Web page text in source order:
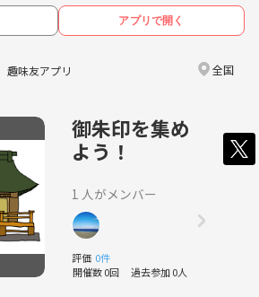
アプリで開く
趣味友アプリ 全国
御朱印を集め
よう！
1 人がメンバー
評価 0件
開催数 0回 過去参加 0人